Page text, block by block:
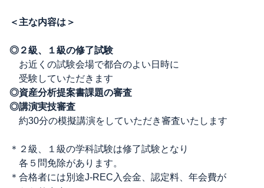
＜主な内容は＞
◎２級、１級の修了試験
お近くの試験会場で都合のよい日時に
受験していただきます
◎資産分析提案書課題の審査
◎講演実技審査
約30分の模擬講演をしていただき審査いたします
＊２級、１級の学科試験は修了試験となり
各５問免除があります。
＊合格者には別途J-REC入会金、認定料、年会費が